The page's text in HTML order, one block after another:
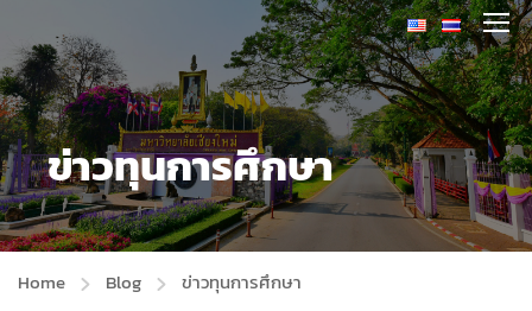
ข่าวทุนการศึกษา
Home Blog ข่าวทุนการศึกษา